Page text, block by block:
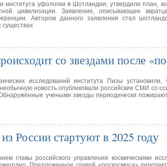
института уфологии в Шотландии, утвердили план,
цивилизации. Заявление, описывающее
Автором данного заявления стал
существах
со звездами после
исследований института Пизы установили,
новость опубликовали российские СМИ со
учеными звезды периодически
России стартуют в 2025 году
главы российского управления космическими